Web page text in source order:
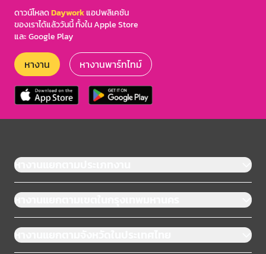
ดาวน์โหลดDayworkแอปพลิเคชัน
ของเราได้แล้ววันนี้ ทั้งใน Apple Store
และ Google Play
หางาน หางานพาร์ทไทม์
หางานแยกตามประเภทงาน
หางานแยกตามเขตในกรุงเทพมหานคร
หางานแยกตามจังหวัดในประเทศไทย